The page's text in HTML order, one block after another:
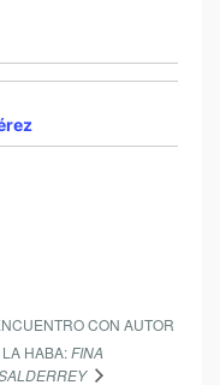
CON AUTOR
LA HABA:FINA